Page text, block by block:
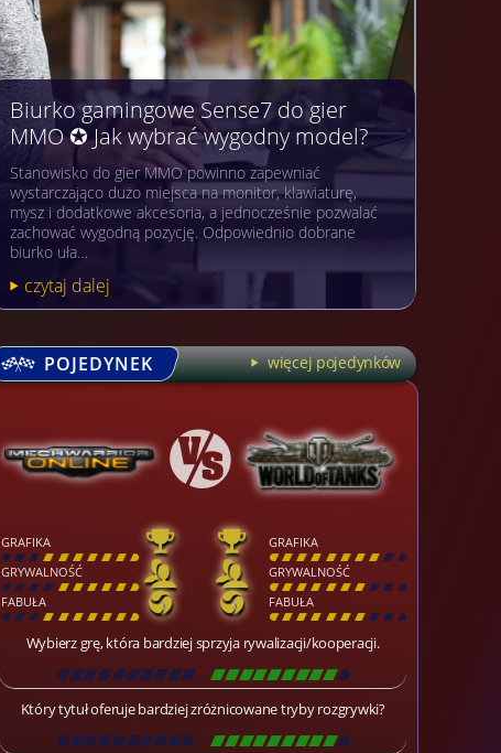
Biurko gamingowe Sense7 do gier
MMO ✪ Jak wybrać wygodny model?
Stanowisko do gier MMO powinno zapewniać
wystarczająco dużo miejsca na monitor, klawiaturę,
mysz i dodatkowe akcesoria, a jednocześnie pozwalać
zachować wygodną pozycję. Odpowiednio dobrane
biurko uła…
czytaj dalej
POJEDYNEK więcej pojedynków
GRAFIKA
[ \ \ \ \ \ \ \ \ ]
GRYWALNOŚĆ
[ \ \ \ \ \ \ \ \ ]
FABUŁA
[ \ \ \ \ \ \ \ \ ]
GRAFIKA
[ \ \ \ \ \ \ \ \ ]
GRYWALNOŚĆ
[ \ \ \ \ \ \ \ \ ]
FABUŁA
[ \ \ \ \ \ \ \ \ ]
Wybierz grę, która bardziej sprzyja rywalizacji/kooperacji.
[\\\\\\\\\ \\\\\\\\\]
Który tytuł oferuje bardziej zróżnicowane tryby rozgrywki?
[\\\\\\\\\ \\\\\\\\\]